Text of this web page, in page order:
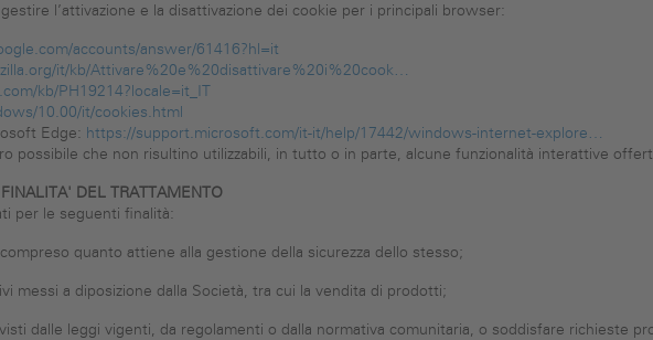
l’attivazione e la disattivazione dei cookie per i principali browser:
accounts/answer/61416?hl=it
it/kb/Attivare%20e%20disattivare%20i%20cook…
kb/PH19214?locale=it_IT
10.00/it/cookies.html
Edge: https://support.microsoft.com/it-it/help/17442/windows-internet-explore…
possibile che non risultino utilizzabili, in tutto o in parte, alcune funzionalità interattive
DEL TRATTAMENTO
per le seguenti finalità:
quanto attiene alla gestione della sicurezza dello stesso;
messi a diposizione dalla Società, tra cui la vendita di prodotti;
dalle leggi vigenti, da regolamenti o dalla normativa comunitaria, o soddisfare richieste